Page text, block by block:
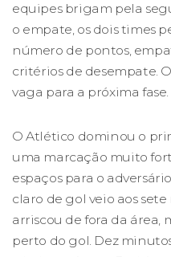
equipes brigam pela
o empate, os dois times
número de pontos,
critérios de desempate.
vaga para a próxima fase.
O Atlético dominou o
uma marcação muito
espaços para o
claro de gol veio aos
arriscou de fora da área,
perto do gol. Dez